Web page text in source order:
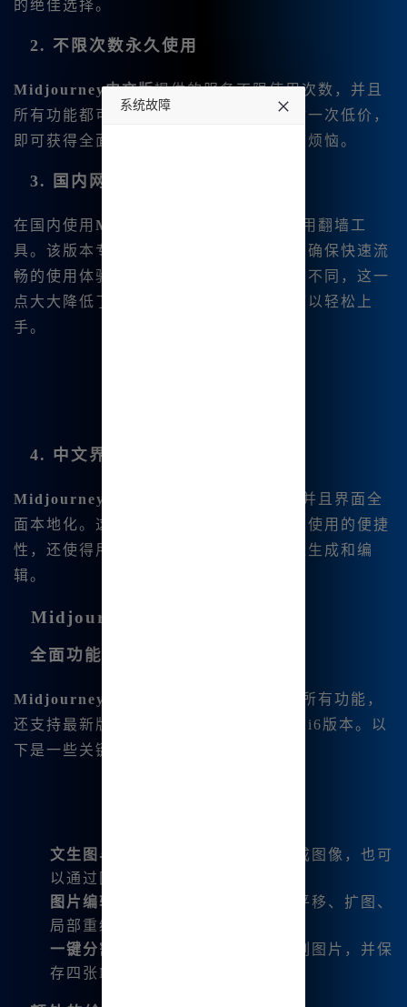
的绝佳选择。
2. 不限次数永久使用
Midjourney中文版提供的服务不限使用次数，并且
所有功能都可以永久使用。用户只需支付一次低价，
即可获得全面的工具包，省去频繁付费的烦恼。
3. 国内网络优化
在国内使用 Midjourney中文版
，无需使用翻墙工
具。该版本专为国内用户优化网络连接，确保快速流
畅的使用体验。与需要复杂设置的国际版不同，这一
点大大降低了技术门槛，使得每个人都可以轻松上
手。
4. 中文界面与中文支持
Midjourney中文版
支持直接输入中文，并且界面全
面本地化。这种本地化的支持不仅提高了使用的便捷
性，还使得用户能够更加自然地进行图像生成和编
辑。
Midjourney中文版的主要功能
全面功能覆盖
Midjourney中文版
不仅涵盖了国际版的所有功能，
还支持最新版本的Midjourney V6.1和niji6版本。以
下是一些关键功能：
文生图与图生图
：可以通过文本生成图像，也可
以通过图像生成新图像。
图片编辑功能
：支持微调、变幻、平移、扩图、
局部重绘等操作。
一键分割与下载
：用户可以一键分割图片，并保
存四张Midjourney四宫格图片。
系统故障